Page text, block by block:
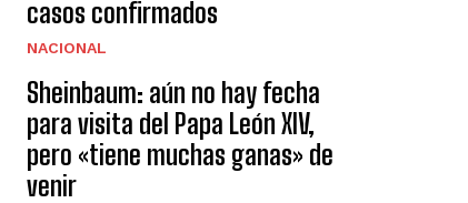
casos confirmados
NACIONAL
Sheinbaum: aún no hay fecha
para visita del Papa León XIV,
pero «tiene muchas ganas» de
venir